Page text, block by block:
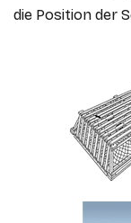
die Position der